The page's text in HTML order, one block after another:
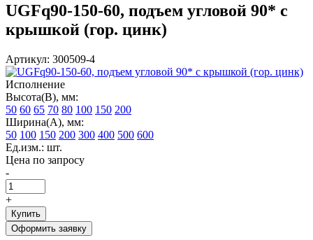
UGFq90-150-60, подъем угловой 90* с
крышкой (гор. цинк)
Артикул: 300509-4
Исполнение
Высота(В), мм:
50 60 65 70 80 100 150 200
Ширина(А), мм:
50 100 150 200 300 400 500 600
Ед.изм.: шт.
Цена по запросу
-
+
Купить
Оформить заявку